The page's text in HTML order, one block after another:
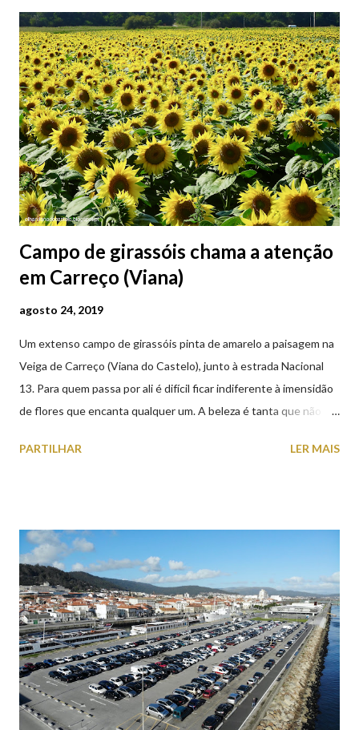
Campo de girassóis chama a atenção
em Carreço (Viana)
agosto 24, 2019
Um extenso campo de girassóis pinta de amarelo a paisagem na
Veiga de Carreço (Viana do Castelo), junto à estrada Nacional
13. Para quem passa por ali é difícil ficar indiferente à imensidão
de flores que encanta qualquer um. A beleza é tanta que não
aproveite a paisagem como cenário para tirar algumas
PARTILHAR LER MAIS